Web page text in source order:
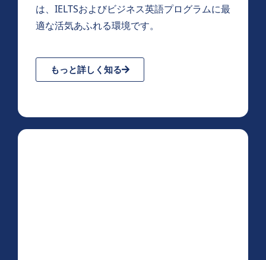
は、IELTSおよびビジネス英語プログラムに最
適な活気あふれる環境です。
もっと詳しく知る